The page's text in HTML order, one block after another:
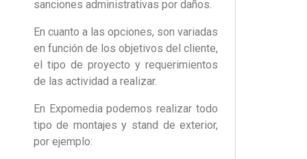
sanciones administrativas por daños.
En cuanto a las opciones, son variadas
en función de los objetivos del cliente,
el tipo de proyecto y requerimientos
de las actividad a realizar.
En Expomedia podemos realizar todo
tipo de montajes y stand de exterior,
por ejemplo: